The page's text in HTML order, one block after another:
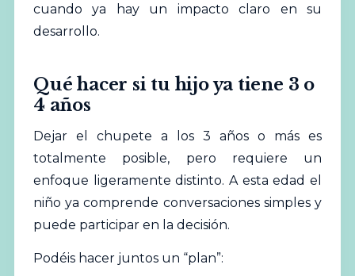
cuando ya hay un impacto claro en su
desarrollo.
Qué hacer si tu hijo ya tiene 3 o
4 años
Dejar el chupete a los 3 años o más es
totalmente posible, pero requiere un
enfoque ligeramente distinto. A esta edad el
niño ya comprende conversaciones simples y
puede participar en la decisión.
Podéis hacer juntos un “plan”: